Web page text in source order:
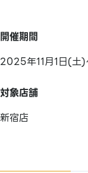
開催期間
2025年11月1日(土
対象店舗
新宿店